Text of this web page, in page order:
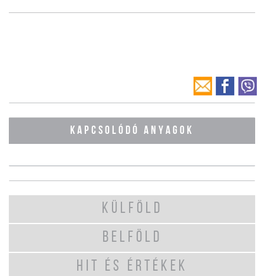
KAPCSOLÓDÓ ANYAGOK
KÜLFÖLD
BELFÖLD
HIT ÉS ÉRTÉKEK